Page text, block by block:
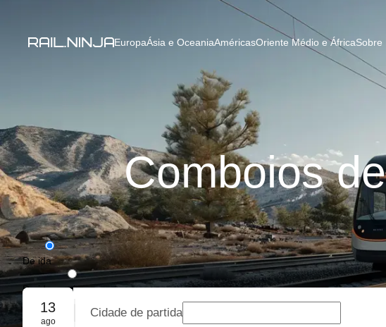
EuropaÁsia e OceaniaAméricasOriente Médio e ÁfricaSobre
Comboios
De ida
De ida e volta
Reserva em grupo
13
ago
Cidade de partida